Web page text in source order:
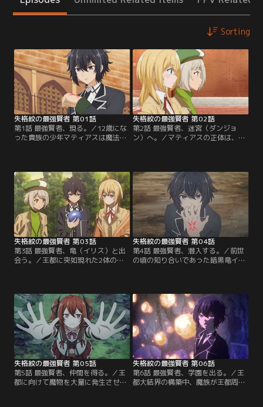
Sorting
失格紋の最強賢者 第01話
第1話 最強賢者、現る。／12歳にな
った貴族の少年マティアスは魔法を
けに来た少女ルリイとアルマのため
に常識離れの付与魔術を披露し、試
験本番では圧倒的な力を見せつけ
る。「失格紋」の持ち主でありなが
らここまでの実力を発揮する彼の正
体は……。【提供：バンダイチャン
ネル】
失格紋の最強賢者 第02話
第2話 最強賢者、迷宮（ダンジョ
ン）へ。／マティアスの正体は、数
勝利。しかも彼が倒した生徒の正体
は前世で滅ぼしたはずの魔族だっ
た。これをきっかけに動き出した魔
族たち。マティアスは来るべき魔族
たちの戦いに備え、ルリイとアルマ
を連れて迷宮の探索へ向かう。【提
供：バンダイチャンネル】
失格紋の最強賢者 第03話
第3話 最強賢者、竜（イリス）と出
会う。／王都に突如現れた2体の魔
魔族に対して魔力量で劣るマティア
スに、実戦経験は足りないルリイと
アルマ。圧倒的不利に見える戦い
で、マティアスが元賢者としての真
価を発揮する！そしてさらに新たな
る規格外の仲間が……。【提供：バ
ンダイチャンネル】
失格紋の最強賢者 第04話
第4話 最強賢者、潜入する。／前世
の頃の知り合いであった暗黒竜イリ
惑する魔族たちだったが、彼らはこ
の戦いの前にある壮大な策を用意し
ていた……。そして王都に戻ろうと
するマティアスはイリスに対してと
んでもない提案を言う。【提供：バ
ンダイチャンネル】
失格紋の最強賢者 第05話
第5話 最強賢者、仲間を得る。／王
都に向けて魔物を大量に発生させて
失格紋の最強賢者 第06話
第6話 最強賢者、学園を出る。／王
都大結界の構築中、魔族が王都周辺